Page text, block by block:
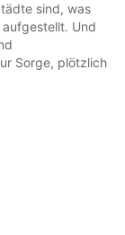
sind, was
Und
Sorge, plötzlich